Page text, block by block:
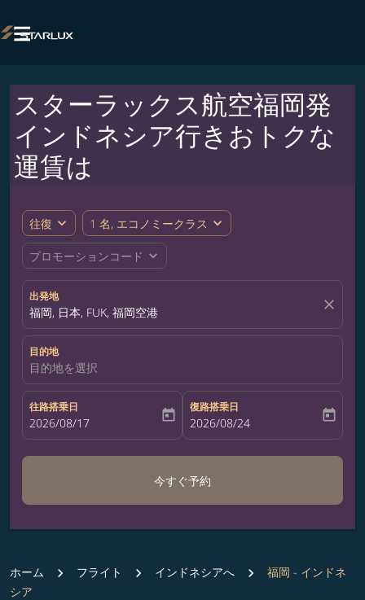

スターラックス航空福岡発
インドネシア行きおトクな
運賃は
往復 expand_more 1 名, エコノミークラス expand_more
プロモーションコード expand_more
出発地
福岡, 日本, FUK, 福岡空港 close
目的地
目的地を選択
往路搭乗日
fc-booking-departure-date-aria-label
2026/08/17 today
復路搭乗日
fc-booking-return-date-aria-label
2026/08/24 today
今すぐ予約
ホーム フライト インドネシアへ
福岡 - インドネ
シア